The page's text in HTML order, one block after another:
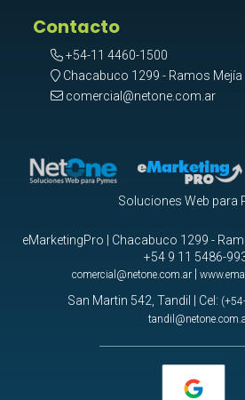
Contacto
+54-11 4460-1500
Chacabuco 1299 - Ramos Mejía
comercial@netone.com.ar
Soluciones Web para
eMarketingPro | Chacabuco 1299 -
+54 9 11 5486-
comercial@netone.com.ar|
San Martin 542, Tandil | Cel: